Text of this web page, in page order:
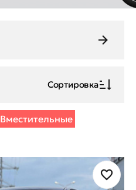
Сортировка
Вместительные